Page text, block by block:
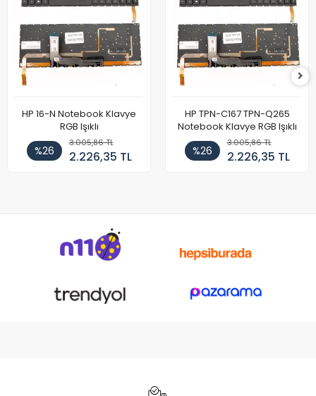
HP 16-N Notebook Klavye
RGB Işıklı
%26
3.005,86 TL
2.226,35 TL
HP TPN-C167 TPN-Q265
Notebook Klavye RGB Işıklı
%26
3.005,86 TL
2.226,35 TL